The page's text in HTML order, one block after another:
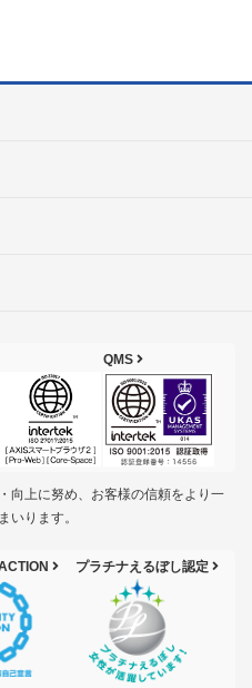
QMS
向上に努め、お客様の信頼をより一
いります。
プラチナえるぼし認定